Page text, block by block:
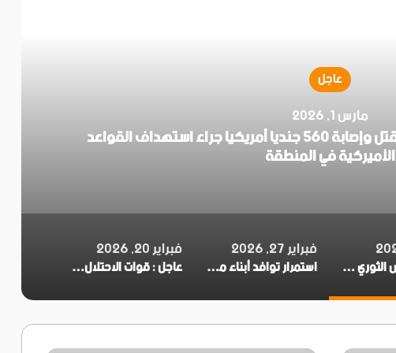
عاجل
مارس 1, 2026
عاجل.. الحرس الثوري الإيراني: مقتل وإصابة 560 جنديا أمريكيا جراء استهداف القواعد
الأميركية في المنطقة
عاجل.. الحرس الثوري الإيراني: مقتل وإصابة 560 جنديا أمريكيا جراء استهداف القواعد الأميركية في المنطقة
فبراير 27, 2026
استمرار توافد أبناء محافظات الجنوب إلى العاصمة عدن للمشاركة في مليونية الثبات والقرار دعماً للمجلس الانتقالي الجنوبي
فبراير 20, 2026
عاجل : قوات الاحتلال تنسف مباني تزامنا مع قصف مدفعي على مناطق انتشارها شرقي مدينة خان يونس جنوبي غزة